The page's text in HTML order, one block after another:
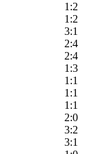
1:2
1:2
3:1
2:4
2:4
1:3
1:1
1:1
1:1
2:0
3:2
3:1